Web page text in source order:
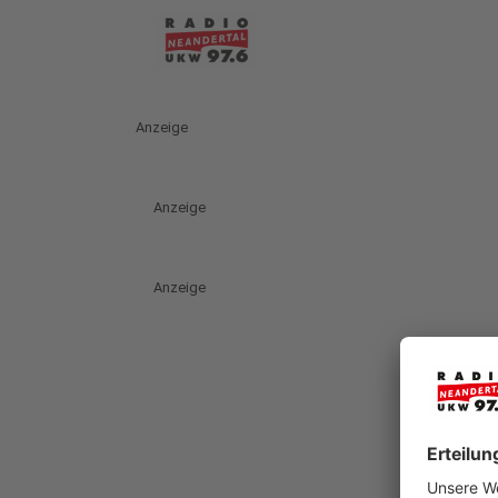
Anzeige
Anzeige
Anzeige